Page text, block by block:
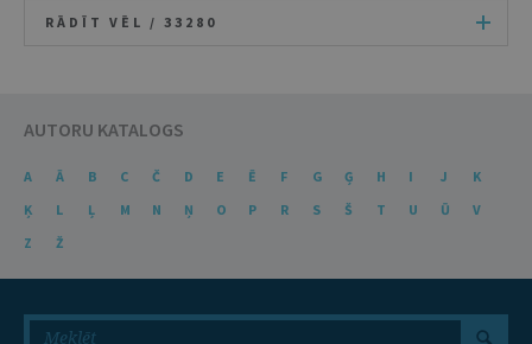
RĀDĪT VĒL / 33280
AUTORU KATALOGS
A Ā B C Č D E Ē F G Ģ H I J
K
Ķ
L Ļ M N Ņ O P R S Š T U Ū
V
Z
Ž